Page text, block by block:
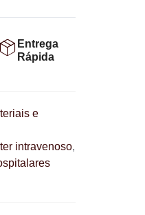
Entrega
Rápida
e
intravenoso,